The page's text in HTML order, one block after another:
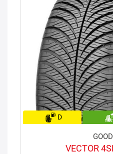
D
VECTOR